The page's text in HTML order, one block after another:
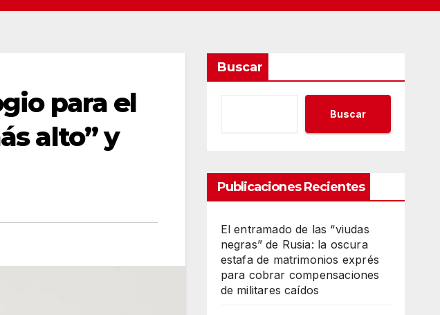
para el
alto” y
Buscar
Buscar
Publicaciones Recientes
El entramado de las “viudas
negras” de Rusia: la oscura
estafa de matrimonios exprés
para cobrar compensaciones
de militares caídos